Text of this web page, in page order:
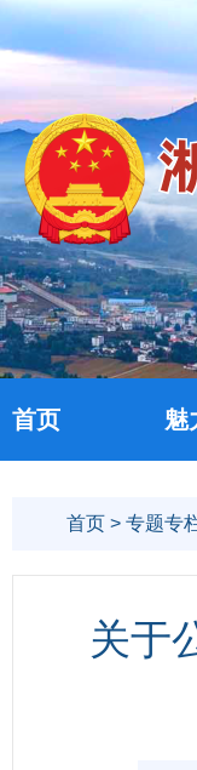
首页 魅
首页 > 专题专
关于